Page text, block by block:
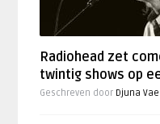
Radiohead zet
twintig shows op
Geschreven door Djuna